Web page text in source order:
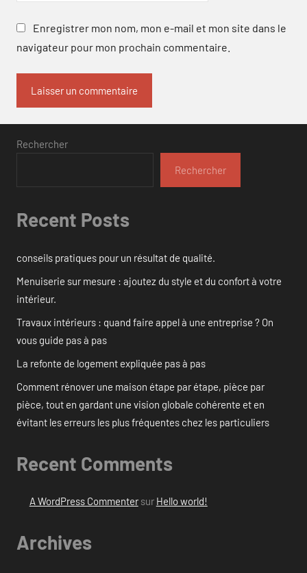
Enregistrer mon nom, mon e-mail et mon site dans le
navigateur pour mon prochain commentaire.
Rechercher
Rechercher
Recent Posts
conseils pratiques pour un résultat de qualité.
Menuiserie sur mesure : ajoutez du style et du confort à votre
intérieur.
Travaux intérieurs : quand faire appel à une entreprise ? On
vous guide pas à pas
La refonte de logement expliquée pas à pas
Comment rénover une maison étape par étape, pièce par
pièce, tout en gardant une vision globale cohérente et en
évitant les erreurs les plus fréquentes chez les particuliers
Recent Comments
A WordPress Commentersur Hello world!
Archives